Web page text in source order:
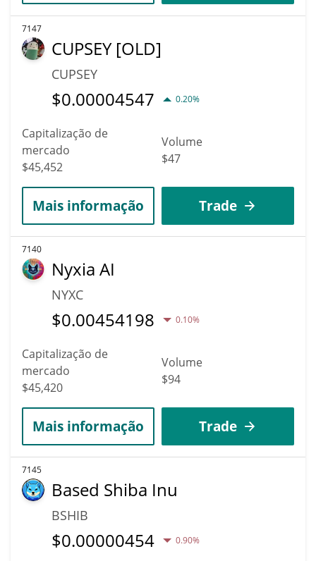
7147
CUPSEY [OLD]
CUPSEY
$0.00004547 0.20%
Capitalização de
mercado
$45,452
Volume
$47
Mais informação Trade
7140
Nyxia AI
NYXC
$0.00454198 0.10%
Capitalização de
mercado
$45,420
Volume
$94
Mais informação Trade
7145
Based Shiba Inu
BSHIB
$0.00000454 0.90%